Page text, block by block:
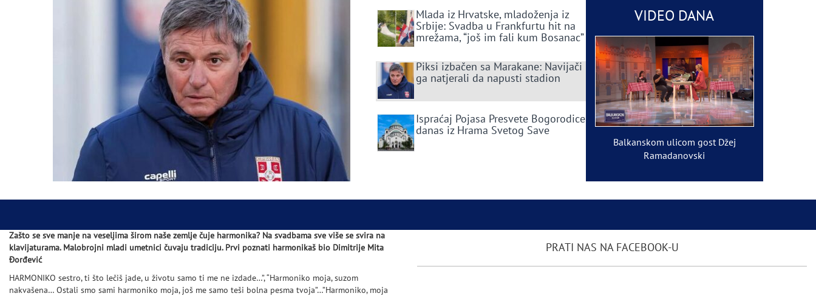
Mlada iz Hrvatske, mladoženja iz
Srbije: Svadba u Frankfurtu hit na
mrežama, “još im fali kum Bosanac”
Piksi izbačen sa Marakane: Navijači
ga natjerali da napusti stadion
Ispraćaj Pojasa Presvete Bogorodice
danas iz Hrama Svetog Save
VIDEO DANA
Balkanskom ulicom gost Džej
Ramadanovski
Zašto se sve manje na veseljima širom naše zemlje čuje harmonika? Na svadbama sve više se svira na
klavijaturama. Malobrojni mladi umetnici čuvaju tradiciju. Prvi poznati harmonikaš bio Dimitrije Mita
Đorđević
HARMONIKO sestro, ti što lečiš jade, u životu samo ti me ne izdade…”, “Harmoniko moja, suzom
nakvašena… Ostali smo sami harmoniko moja, još me samo teši bolna pesma tvoja”…”Harmoniko, moja
PRATI NAS NA FACEBOOK-U